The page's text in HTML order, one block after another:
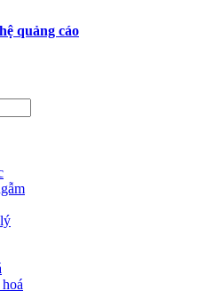
quảng cáo